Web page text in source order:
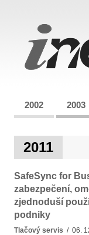
2002 2003
2011
SafeSync for
zabezpečení,
zjednoduší
podniky
Tlačový servis / 06.